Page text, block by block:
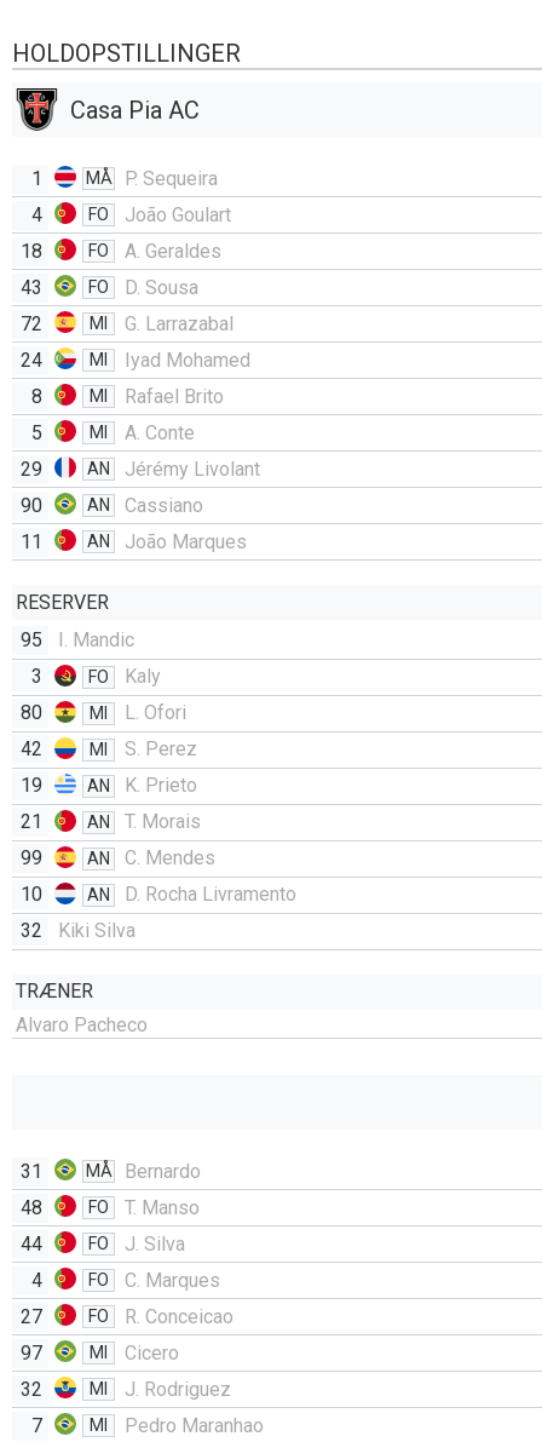
HOLDOPSTILLINGER
Casa Pia AC
1 MÅ
P. Sequeira
4
FO
João Goulart
18
FO
A. Geraldes
43
FO
D. Sousa
72
MI
G. Larrazabal
24
MI
Iyad Mohamed
8
MI
Rafael Brito
5
MI
A. Conte
29
AN
Jérémy Livolant
90
AN
Cassiano
11
AN João Marques
RESERVER
95
I. Mandic
3
FO
Kaly
80
MI
L. Ofori
42
MI
S. Perez
19
AN
K. Prieto
21
AN
T. Morais
99
AN
C. Mendes
10
AN
D. Rocha Livramento
32
Kiki Silva
TRÆNER
Alvaro Pacheco
31 MÅ
Bernardo
48
FO
T. Manso
44
FO
J. Silva
4
FO
C. Marques
27
FO
R. Conceicao
97
MI
Cicero
32
MI
J. Rodriguez
7
MI
Pedro Maranhao